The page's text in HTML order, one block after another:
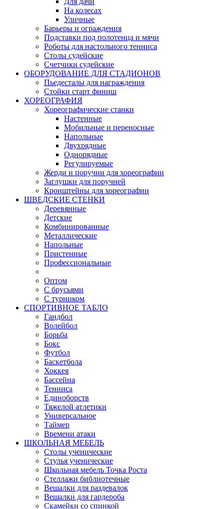
На колесах
Уличные
Барьеры и ограждения
Подставки под полотенца и мячи
Роботы для настольного тенниса
Столы судейские
Счетчики судейские
ОБОРУДОВАНИЕ ДЛЯ СТАДИОНОВ
Пьедесталы для награждения
Стойки старт финиш
ХОРЕОГРАФИЯ
Хореографические станки
Настенные
Мобильные и переносные
Напольные
Двухрядные
Однорядные
Регулируемые
Жерди и поручни для хореографии
Заглушки для поручней
Кронштейны для хореографии
ШВЕДСКИЕ СТЕНКИ
Деревянные
Детские
Комбинированные
Металлические
Напольные
Пристенные
Профессиональные
Оптом
С брусьями
С турником
СПОРТИВНОЕ ТАБЛО
Гандбол
Волейбол
Борьба
Бокс
Футбол
Баскетбола
Хоккея
Бассейна
Тенниса
Единоборств
Тяжелой атлетики
Универсальное
Таймер
Времени атаки
ШКОЛЬНАЯ МЕБЕЛЬ
Столы ученические
Стулья ученические
Школьная мебель Точка Роста
Стеллажи библиотечные
Вешалки для раздевалок
Вешалки для гардероба
Скамейки со спинкой